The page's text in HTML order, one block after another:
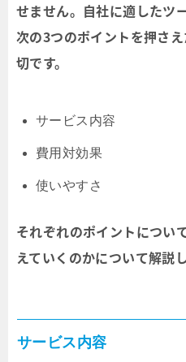
せません。自社に適したツ
次の3つのポイントを押さ
切です。
サービス内容
費用対効果
使いやすさ
それぞれのポイントについ
えていくのかについて解説
サービス内容